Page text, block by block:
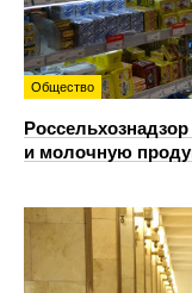
Общество
и молочную